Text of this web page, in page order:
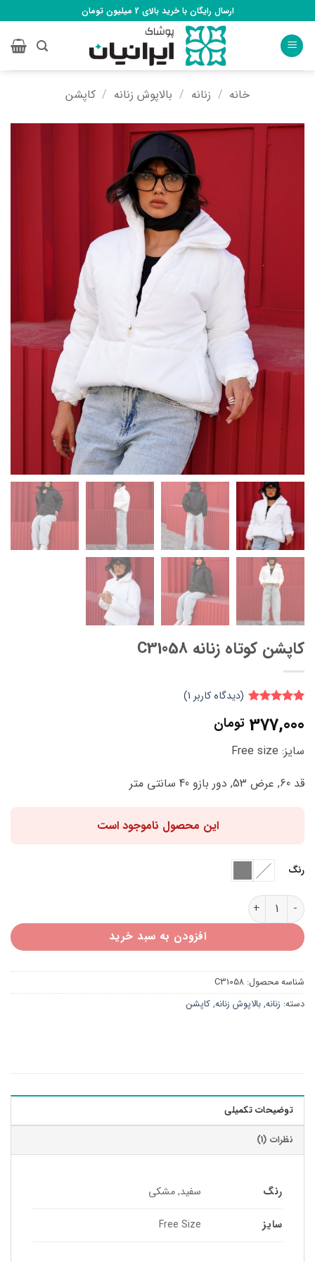
to
content
ارسال رایگان با خرید بالای 2 میلیون تومان
خانه / زنانه / بالاپوش زنانه / کاپشن
کاپشن کوتاه زنانه C31058
5 امتیاز
مشتری
(دیدگاه کاربر 1
)
377,000 تومان
سایز: Free size
قد 60, عرض 53, دور بازو 40 سانتی متر
این محصول ناموجود است
رنگ
کاپشن کوتاه زنانه C31058 عدد
افزودن به سبد خرید
شناسه محصول: C31058
دسته: زنانه, بالاپوش زنانه, کاپشن
توضیحات تکمیلی
نظرات (1)
رنگ سفید, مشکی
سایز Free Size